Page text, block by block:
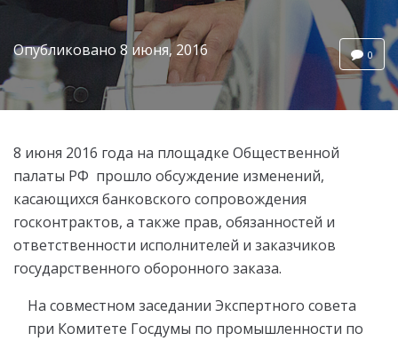
Опубликовано 8 июня, 2016 0
8 июня 2016 года на площадке Общественной
палаты РФ прошло обсуждение изменений,
касающихся банковского сопровождения
госконтрактов, а также прав, обязанностей и
ответственности исполнителей и заказчиков
государственного оборонного заказа.
На совместном заседании Экспертного совета
при Комитете Госдумы по промышленности по